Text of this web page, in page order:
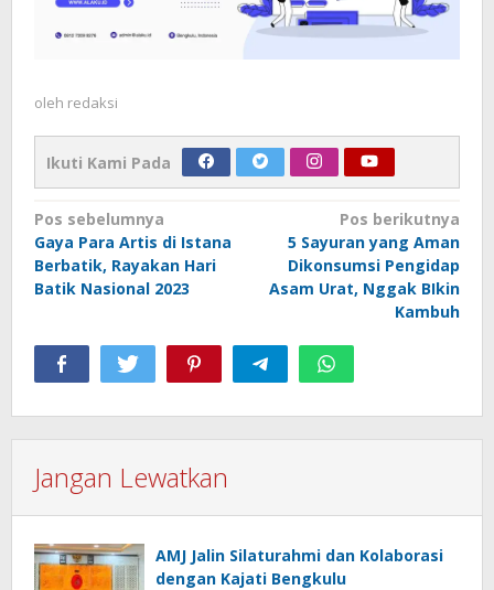
oleh redaksi
Ikuti Kami Pada
Navigasi
pos
Pos sebelumnya
Gaya Para Artis di Istana
Berbatik, Rayakan Hari
Batik Nasional 2023
Pos berikutnya
5 Sayuran yang Aman
Dikonsumsi Pengidap
Asam Urat, Nggak BIkin
Kambuh
Jangan Lewatkan
AMJ Jalin Silaturahmi dan Kolaborasi
dengan Kajati Bengkulu